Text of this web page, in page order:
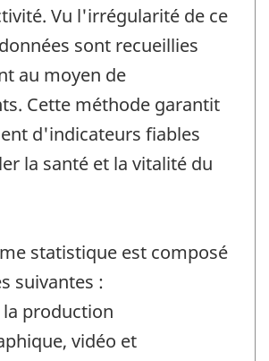
Vu l'irrégularité de ce
sont recueillies
au moyen de
Cette méthode garantit
d'indicateurs fiables
la santé et la vitalité du
statistique est composé
suivantes :
la production
vidéo et